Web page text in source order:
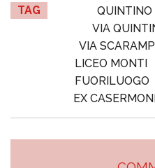
TAG
VIA
VIA
LICEO MONTI
FUORILUOGO
EX